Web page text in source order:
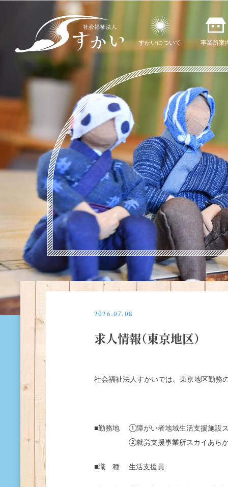
すかいについて 事業所案
2026.07.08
求人情報（東京地区）
社会福祉法人すかいでは、東京地区勤務
■勤務地 ①障がい者地域生活支援施設ス
②就労支援事業所スカイあらか
■職 種 生活支援員